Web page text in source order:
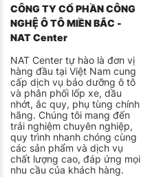
CÔNG TY CỔ PHẦN CÔNG
NGHỆ Ô TÔ MIỀN BẮC -
NAT Center
NAT Center tự hào là đơn vị
hàng đầu tại Việt Nam cung
cấp dịch vụ bảo dưỡng ô tô
và phân phối lốp xe, dầu
nhớt, ắc quy, phụ tùng chính
hãng. Chúng tôi mang đến
trải nghiệm chuyên nghiệp,
quy trình nhanh chóng cùng
các sản phẩm và dịch vụ
chất lượng cao, đáp ứng mọi
nhu cầu của khách hàng.